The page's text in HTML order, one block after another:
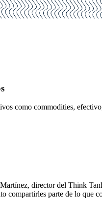
como commodities,
director del Think
compartirles parte de lo que